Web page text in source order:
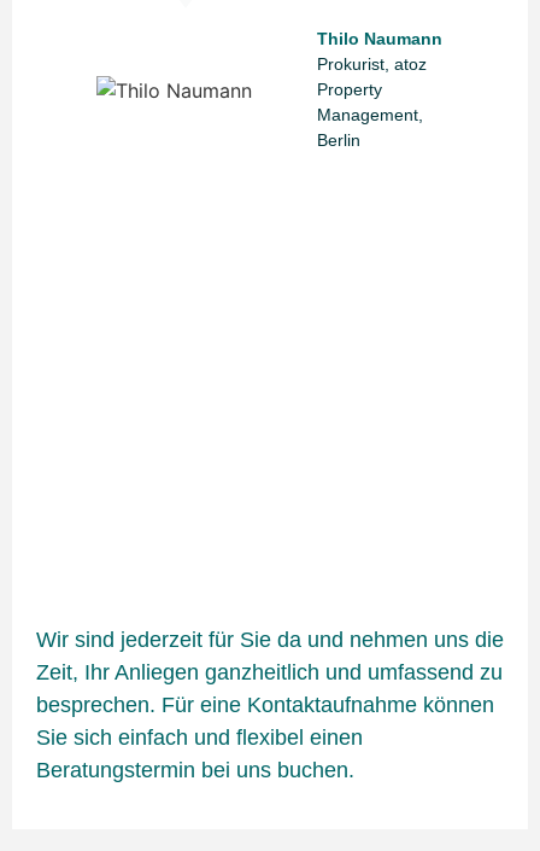
Thilo Naumann
Prokurist, atoz
Property
Management,
Berlin
Wir sind jederzeit für Sie da und nehmen uns die
Zeit, Ihr Anliegen ganzheitlich und umfassend zu
besprechen. Für eine Kontaktaufnahme können
Sie sich einfach und flexibel einen
Beratungstermin bei uns buchen.